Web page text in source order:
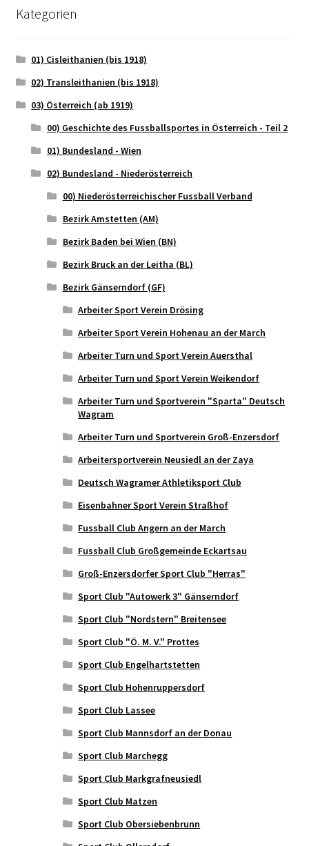
Kategorien
01) Cisleithanien (bis 1918)
02) Transleithanien (bis 1918)
03) Österreich (ab 1919)
00) Geschichte des Fussballsportes in Österreich - Teil 2
01) Bundesland - Wien
02) Bundesland - Niederösterreich
00) Niederösterreichischer Fussball Verband
Bezirk Amstetten (AM)
Bezirk Baden bei Wien (BN)
Bezirk Bruck an der Leitha (BL)
Bezirk Gänserndorf (GF)
Arbeiter Sport Verein Drösing
Arbeiter Sport Verein Hohenau an der March
Arbeiter Turn und Sport Verein Auersthal
Arbeiter Turn und Sport Verein Weikendorf
Arbeiter Turn und Sportverein "Sparta" Deutsch
Wagram
Arbeiter Turn und Sportverein Groß-Enzersdorf
Arbeitersportverein Neusiedl an der Zaya
Deutsch Wagramer Athletiksport Club
Eisenbahner Sport Verein Straßhof
Fussball Club Angern an der March
Fussball Club Großgemeinde Eckartsau
Groß-Enzersdorfer Sport Club "Herras"
Sport Club "Autowerk 3" Gänserndorf
Sport Club "Nordstern" Breitensee
Sport Club "Ö. M. V." Prottes
Sport Club Engelhartstetten
Sport Club Hohenruppersdorf
Sport Club Lassee
Sport Club Mannsdorf an der Donau
Sport Club Marchegg
Sport Club Markgrafneusiedl
Sport Club Matzen
Sport Club Obersiebenbrunn